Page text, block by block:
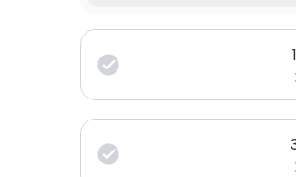
您的数据在有限时间内有效。
1